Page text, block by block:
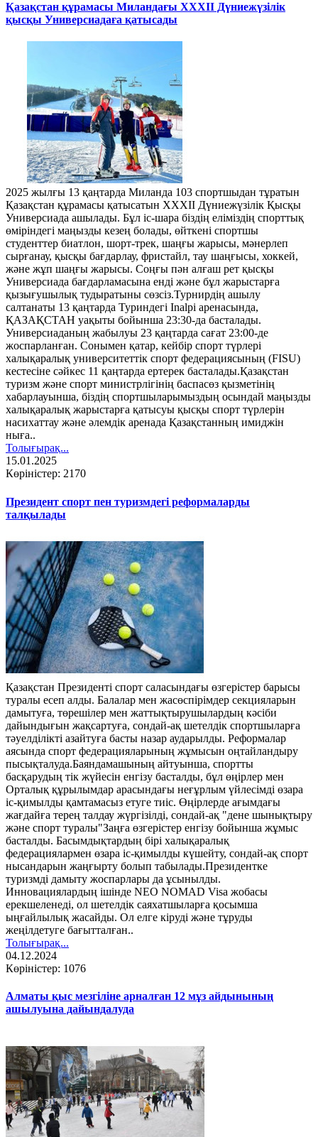
Қазақстан құрамасы Миландағы XXXII Дүниежүзілік
қысқы Универсиадаға қатысады
2025 жылғы 13 қаңтарда Миланда 103 спортшыдан тұратын
Қазақстан құрамасы қатысатын XXXII Дүниежүзілік Қысқы
Универсиада ашылады. Бұл іс-шара біздің еліміздің спорттық
өміріндегі маңызды кезең болады, өйткені спортшы
студенттер биатлон, шорт-трек, шаңғы жарысы, мәнерлеп
сырғанау, қысқы бағдарлау, фристайл, тау шаңғысы, хоккей,
және жұп шаңғы жарысы. Соңғы пән алғаш рет қысқы
Универсиада бағдарламасына енді және бұл жарыстарға
қызығушылық тудыратыны сөзсіз.Турнирдің ашылу
салтанаты 13 қаңтарда Туриндегі Inalpi аренасында,
ҚАЗАҚСТАН уақыты бойынша 23:30-да басталады.
Универсиаданың жабылуы 23 қаңтарда сағат 23:00-де
жоспарланған. Сонымен қатар, кейбір спорт түрлері
халықаралық университеттік спорт федерациясының (FISU)
кестесіне сәйкес 11 қаңтарда ертерек басталады.Қазақстан
туризм және спорт министрлігінің баспасөз қызметінің
хабарлауынша, біздің спортшыларымыздың осындай маңызды
халықаралық жарыстарға қатысуы қысқы спорт түрлерін
насихаттау және әлемдік аренада Қазақстанның имиджін
ныға..
Толығырақ...
15.01.2025
Көріністер: 2170
Президент спорт пен туризмдегі реформаларды
талқылады
Қазақстан Президенті спорт саласындағы өзгерістер барысы
туралы есеп алды. Балалар мен жасөспірімдер секцияларын
дамытуға, төрешілер мен жаттықтырушылардың кәсіби
дайындығын жақсартуға, сондай-ақ шетелдік спортшыларға
тәуелділікті азайтуға басты назар аударылды. Реформалар
аясында спорт федерацияларының жұмысын оңтайландыру
пысықталуда.Баяндамашының айтуынша, спортты
басқарудың тік жүйесін енгізу басталды, бұл өңірлер мен
Орталық құрылымдар арасындағы неғұрлым үйлесімді өзара
іс-қимылды қамтамасыз етуге тиіс. Өңірлерде ағымдағы
жағдайға терең талдау жүргізілді, сондай-ақ "дене шынықтыру
және спорт туралы"Заңға өзгерістер енгізу бойынша жұмыс
басталды. Басымдықтардың бірі халықаралық
федерациялармен өзара іс-қимылды күшейту, сондай-ақ спорт
нысандарын жаңғырту болып табылады.Президентке
туризмді дамыту жоспарлары да ұсынылды.
Инновациялардың ішінде NEO NOMAD Visa жобасы
ерекшеленеді, ол шетелдік саяхатшыларға қосымша
ыңғайлылық жасайды. Ол елге кіруді және тұруды
жеңілдетуге бағытталған..
Толығырақ...
04.12.2024
Көріністер: 1076
Алматы қыс мезгіліне арналған 12 мұз айдынының
ашылуына дайындалуда